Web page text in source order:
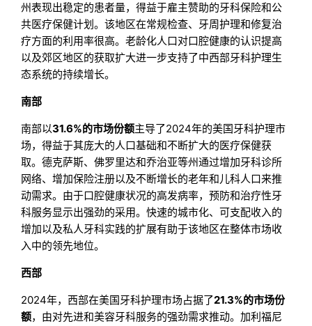
州表现出稳定的患者量，得益于雇主赞助的牙科保险和公
共医疗保健计划。该地区在常规检查、牙周护理和修复治
疗方面的利用率很高。老龄化人口对口腔健康的认识提高
以及郊区地区的获取扩大进一步支持了中西部牙科护理生
态系统的持续增长。
南部
南部以31.6%的市场份额主导了2024年的美国牙科护理市
场，得益于其庞大的人口基础和不断扩大的医疗保健获
取。德克萨斯、佛罗里达和乔治亚等州通过增加牙科诊所
网络、增加保险注册以及不断增长的老年和儿科人口来推
动需求。由于口腔健康状况的高发病率，预防和治疗性牙
科服务显示出强劲的采用。快速的城市化、可支配收入的
增加以及私人牙科实践的扩展有助于该地区在整体市场收
入中的领先地位。
西部
2024年，西部在美国牙科护理市场占据了21.3%的市场份
额，由对先进和美容牙科服务的强劲需求推动。加利福尼